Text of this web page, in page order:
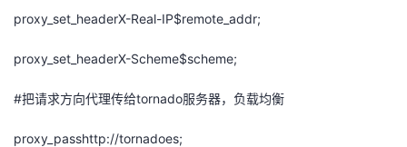
proxy_set_headerX-Real-IP$remote_addr;
proxy_set_headerX-Scheme$scheme;
#把请求方向代理传给tornado服务器，负载均衡
proxy_passhttp://tornadoes;